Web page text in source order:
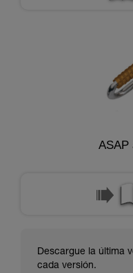
ASAP
Descargue la última
cada versión.